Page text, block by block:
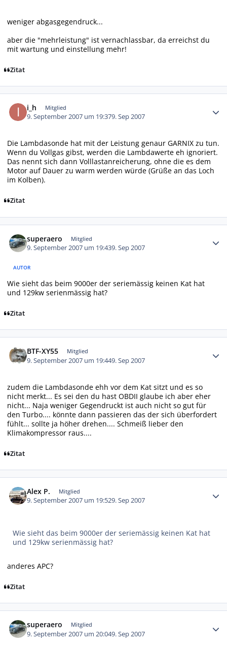
weniger abgasgegendruck...
aber die "mehrleistung" ist vernachlassbar, da erreichst du
mit wartung und einstellung mehr!
Zitat
i_h Mitglied
9. September 2007 um 19:379. Sep 2007
Die Lambdasonde hat mit der Leistung genaur GARNIX zu tun.
Wenn du Vollgas gibst, werden die Lambdawerte eh ignoriert.
Das nennt sich dann Volllastanreicherung, ohne die es dem
Motor auf Dauer zu warm werden würde (Grüße an das Loch
im Kolben).
Zitat
superaero Mitglied
9. September 2007 um 19:439. Sep 2007
AUTOR
Wie sieht das beim 9000er der seriemässig keinen Kat hat
und 129kw serienmässig hat?
Zitat
BTF-XY55 Mitglied
9. September 2007 um 19:449. Sep 2007
zudem die Lambdasonde ehh vor dem Kat sitzt und es so
nicht merkt... Es sei den du hast OBDII glaube ich aber eher
nicht... Naja weniger Gegendruckt ist auch nicht so gut für
den Turbo.... könnte dann passieren das der sich überfordert
fühlt... sollte ja höher drehen.... Schmeiß lieber den
Klimakompressor raus....
Zitat
Alex P. Mitglied
9. September 2007 um 19:529. Sep 2007
Wie sieht das beim 9000er der seriemässig keinen Kat hat
und 129kw serienmässig hat?
anderes APC?
Zitat
superaero Mitglied
9. September 2007 um 20:049. Sep 2007